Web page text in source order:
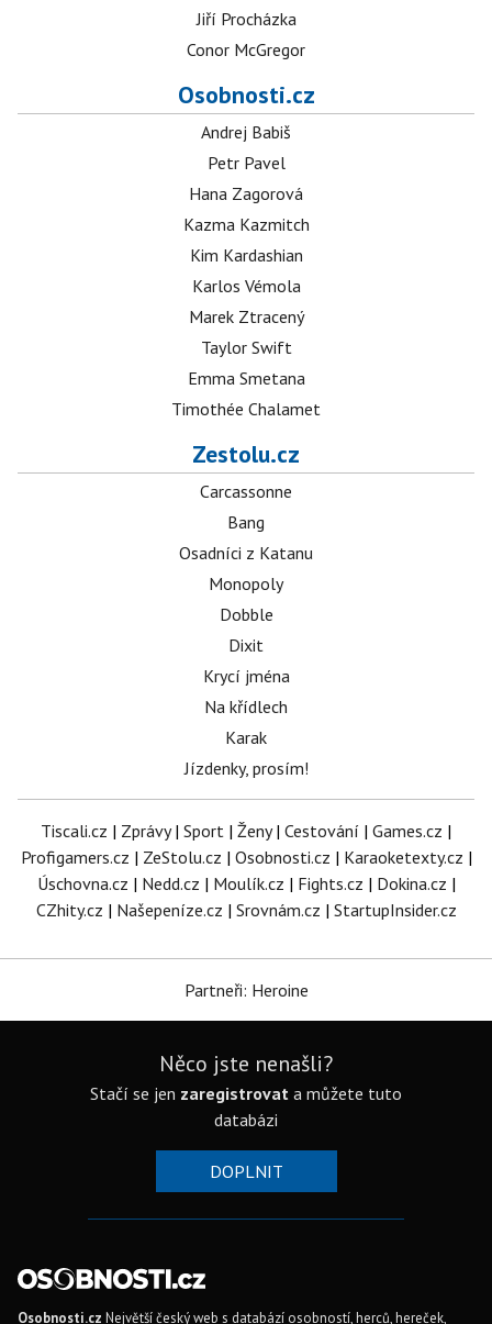
Jiří Procházka
Conor McGregor
Osobnosti.cz
Andrej Babiš
Petr Pavel
Hana Zagorová
Kazma Kazmitch
Kim Kardashian
Karlos Vémola
Marek Ztracený
Taylor Swift
Emma Smetana
Timothée Chalamet
Zestolu.cz
Carcassonne
Bang
Osadníci z Katanu
Monopoly
Dobble
Dixit
Krycí jména
Na křídlech
Karak
Jízdenky, prosím!
Tiscali.cz | Zprávy| Sport | Ženy| Cestování | Games.cz |
Profigamers.cz | ZeStolu.cz | Osobnosti.cz | Karaoketexty.cz |
Úschovna.cz | Nedd.cz | Moulík.cz | Fights.cz | Dokina.cz |
CZhity.cz | Našepeníze.cz | Srovnám.cz | StartupInsider.cz
Partneři: Heroine
Něco jste nenašli?
Stačí se jen zaregistrovat a můžete tuto
databázi
DOPLNIT
Osobnosti.cz Největší český web s databází osobností, herců, hereček,